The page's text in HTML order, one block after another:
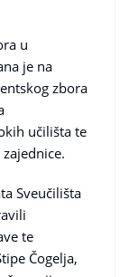
u
je na
zbora
učilišta te
Sveučilišta
te
Čogelja,